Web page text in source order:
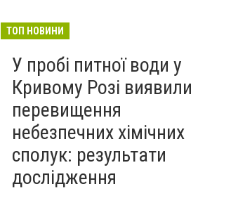
У Кривому Розі шукають
знаходиться на балансі
театру ляльок: стартова
ціна — 268 грн на місяць, -
ФОТО
12:36
Вчора
ТОП НОВИНИ
У пробі питної води у
Кривому Розі виявили
перевищення
небезпечних хімічних
сполук: результати
дослідження